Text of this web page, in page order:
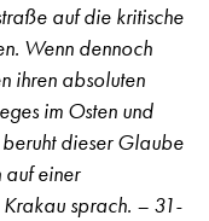
auf die kritische
Wenn dennoch
ihren absoluten
im Osten und
dieser Glaube
auf einer
Krakau sprach. – 31-